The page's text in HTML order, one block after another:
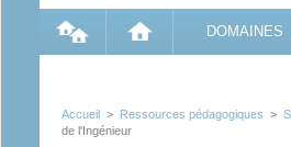
DOMAINES
Accueil > Ressources pédagogiques >
de l'Ingénieur